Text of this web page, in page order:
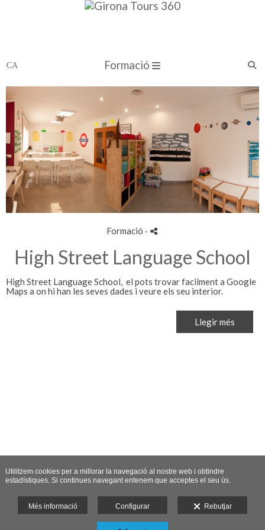
Formació
Formació ·
High Street Language School
High Street Language School, el pots trovar facilment a Google
Maps a on hi han les seves dades i veure els seu interior.
Llegir més
Utilitzem cookies per a millorar la navegació al nostre web i obtindre
estadístiques. Si continues navegant entenem que acceptes el seu ús.
Més informació Configurar Rebutjar